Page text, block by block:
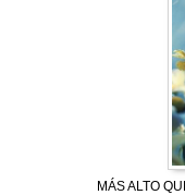
MÁS ALTO